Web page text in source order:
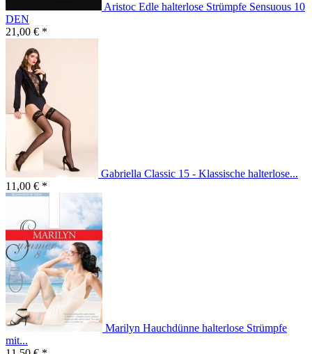
Aristoc Edle halterlose Strümpfe Sensuous 10
DEN
21,00 € *
Gabriella Classic 15 - Klassische halterlose...
11,00 € *
Marilyn Hauchdünne halterlose Strümpfe
mit...